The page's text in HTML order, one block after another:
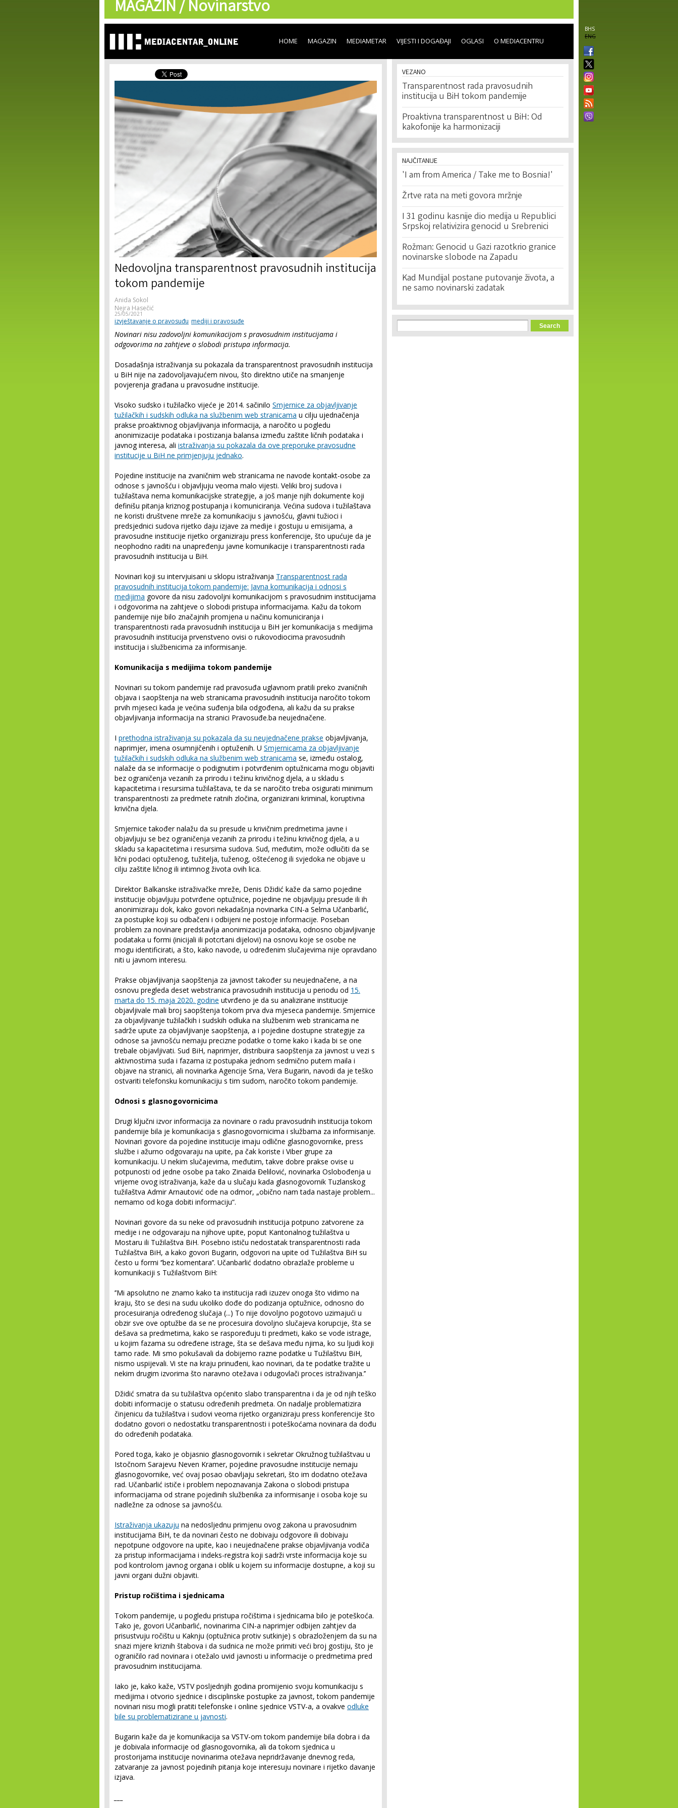
content
MAGAZIN /Novinarstvo
BHS
ENG
HOME MAGAZIN MEDIAMETAR VIJESTI I DOGAĐAJI OGLASI O MEDIACENTRU
Nedovoljna transparentnost pravosudnih institucija
tokom pandemije
Anida Sokol
Nejra Hasečić
25/05/2021
izvještavanje o pravosuđu mediji i pravosuđe
Novinari nisu zadovoljni komunikacijom s pravosudnim institucijama i
odgovorima na zahtjeve o slobodi pristupa informacija.
Dosadašnja istraživanja su pokazala da transparentnost pravosudnih institucija
u BiH nije na zadovoljavajućem nivou, što direktno utiče na smanjenje
povjerenja građana u pravosudne institucije.
Visoko sudsko i tužilačko vijeće je 2014. sačinilo Smjernice za objavljivanje
tužilačkih i sudskih odluka na službenim web stranicama u cilju ujednačenja
prakse proaktivnog objavljivanja informacija, a naročito u pogledu
anonimizacije podataka i postizanja balansa između zaštite ličnih podataka i
javnog interesa, ali istraživanja su pokazala da ove preporuke pravosudne
institucije u BiH ne primjenjuju jednako.
Pojedine institucije na zvaničnim web stranicama ne navode kontakt-osobe za
odnose s javnošću i objavljuju veoma malo vijesti. Veliki broj sudova i
tužilaštava nema komunikacijske strategije, a još manje njih dokumente koji
definišu pitanja kriznog postupanja i komuniciranja. Većina sudova i tužilaštava
ne koristi društvene mreže za komunikaciju s javnošću, glavni tužioci i
predsjednici sudova rijetko daju izjave za medije i gostuju u emisijama, a
pravosudne institucije rijetko organiziraju press konferencije, što upućuje da je
neophodno raditi na unapređenju javne komunikacije i transparentnosti rada
pravosudnih institucija u BiH.
Novinari koji su intervjuisani u sklopu istraživanja Transparentnost rada
pravosudnih institucija tokom pandemije: Javna komunikacija i odnosi s
medijima govore da nisu zadovoljni komunikacijom s pravosudnim institucijama
i odgovorima na zahtjeve o slobodi pristupa informacijama. Kažu da tokom
pandemije nije bilo značajnih promjena u načinu komuniciranja i
transparentnosti rada pravosudnih institucija u BiH jer komunikacija s medijima
pravosudnih institucija prvenstveno ovisi o rukovodiocima pravosudnih
institucija i službenicima za informisanje.
Komunikacija s medijima tokom pandemije
Novinari su tokom pandemije rad pravosuđa uglavnom pratili preko zvaničnih
objava i saopštenja na web stranicama pravosudnih institucija naročito tokom
prvih mjeseci kada je većina suđenja bila odgođena, ali kažu da su prakse
objavljivanja informacija na stranici Pravosuđe.ba neujednačene.
I prethodna istraživanja su pokazala da su neujednačene prakse objavljivanja,
naprimjer, imena osumnjičenih i optuženih. U Smjernicama za objavljivanje
tužilačkih i sudskih odluka na službenim web stranicama se, između ostalog,
nalaže da se informacije o podignutim i potvrđenim optužnicama mogu objaviti
bez ograničenja vezanih za prirodu i težinu krivičnog djela, a u skladu s
kapacitetima i resursima tužilaštava, te da se naročito treba osigurati minimum
transparentnosti za predmete ratnih zločina, organizirani kriminal, koruptivna
krivična djela.
Smjernice također nalažu da su presude u krivičnim predmetima javne i
objavljuju se bez ograničenja vezanih za prirodu i težinu krivičnog djela, a u
skladu sa kapacitetima i resursima sudova. Sud, međutim, može odlučiti da se
lični podaci optuženog, tužitelja, tuženog, oštećenog ili svjedoka ne objave u
cilju zaštite ličnog ili intimnog života ovih lica.
Direktor Balkanske istraživačke mreže, Denis Džidić kaže da samo pojedine
institucije objavljuju potvrđene optužnice, pojedine ne objavljuju presude ili ih
anonimiziraju dok, kako govori nekadašnja novinarka CIN-a Selma Učanbarlić,
za postupke koji su odbačeni i odbijeni ne postoje informacije. Poseban
problem za novinare predstavlja anonimizacija podataka, odnosno objavljivanje
podataka u formi (inicijali ili potcrtani dijelovi) na osnovu koje se osobe ne
mogu identificirati, a što, kako navode, u određenim slučajevima nije opravdano
niti u javnom interesu.
Prakse objavljivanja saopštenja za javnost također su neujednačene, a na
osnovu pregleda deset webstranica pravosudnih institucija u periodu od 15.
marta do 15. maja 2020. godine utvrđeno je da su analizirane institucije
objavljivale mali broj saopštenja tokom prva dva mjeseca pandemije. Smjernice
za objavljivanje tužilačkih i sudskih odluka na službenim web stranicama ne
sadrže upute za objavljivanje saopštenja, a i pojedine dostupne strategije za
odnose sa javnošću nemaju precizne podatke o tome kako i kada bi se one
trebale objavljivati. Sud BiH, naprimjer, distribuira saopštenja za javnost u vezi s
aktivnostima suda i fazama iz postupaka jednom sedmično putem maila i
objave na stranici, ali novinarka Agencije Srna, Vera Bugarin, navodi da je teško
ostvariti telefonsku komunikaciju s tim sudom, naročito tokom pandemije.
Odnosi s glasnogovornicima
Drugi ključni izvor informacija za novinare o radu pravosudnih institucija tokom
pandemije bila je komunikacija s glasnogovornicima i službama za informisanje.
Novinari govore da pojedine institucije imaju odlične glasnogovornike, press
službe i ažurno odgovaraju na upite, pa čak koriste i Viber grupe za
komunikaciju. U nekim slučajevima, međutim, takve dobre prakse ovise u
potpunosti od jedne osobe pa tako Zinaida Đelilović, novinarka Oslobođenja u
vrijeme ovog istraživanja, kaže da u slučaju kada glasnogovornik Tuzlanskog
tužilaštva Admir Arnautović ode na odmor, „obično nam tada nastaje problem...
nemamo od koga dobiti informaciju“.
Novinari govore da su neke od pravosudnih institucija potpuno zatvorene za
medije i ne odgovaraju na njihove upite, poput Kantonalnog tužilaštva u
Mostaru ili Tužilaštva BiH. Posebno ističu nedostatak transparentnosti rada
Tužilaštva BiH, a kako govori Bugarin, odgovori na upite od Tužilaštva BiH su
često u formi ‘’bez komentara’’. Učanbarlić dodatno obrazlaže probleme u
komunikaciji s Tužilaštvom BiH:
’’Mi apsolutno ne znamo kako ta institucija radi izuzev onoga što vidimo na
kraju, što se desi na sudu ukoliko dođe do podizanja optužnice, odnosno do
procesuiranja određenog slučaja (...) To nije dovoljno pogotovo uzimajući u
obzir sve ove optužbe da se ne procesuira dovoljno slučajeva korupcije, šta se
dešava sa predmetima, kako se raspoređuju ti predmeti, kako se vode istrage,
u kojim fazama su određene istrage, šta se dešava među njima, ko su ljudi koji
tamo rade. Mi smo pokušavali da dobijemo razne podatke u Tužilaštvu BiH,
nismo uspijevali. Vi ste na kraju prinuđeni, kao novinari, da te podatke tražite u
nekim drugim izvorima što naravno otežava i odugovlači proces istraživanja.’’
Džidić smatra da su tužilaštva općenito slabo transparentna i da je od njih teško
dobiti informacije o statusu određenih predmeta. On nadalje problematizira
činjenicu da tužilaštva i sudovi veoma rijetko organiziraju press konferencije što
dodatno govori o nedostatku transparentnosti i poteškoćama novinara da dođu
do određenih podataka.
Pored toga, kako je objasnio glasnogovornik i sekretar Okružnog tužilaštvau u
Istočnom Sarajevu Neven Kramer, pojedine pravosudne institucije nemaju
glasnogovornike, već ovaj posao obavljaju sekretari, što im dodatno otežava
rad. Učanbarlić ističe i problem nepoznavanja Zakona o slobodi pristupa
informacijama od strane pojedinih službenika za informisanje i osoba koje su
nadležne za odnose sa javnošću.
Istraživanja ukazuju na nedosljednu primjenu ovog zakona u pravosudnim
institucijama BiH, te da novinari često ne dobivaju odgovore ili dobivaju
nepotpune odgovore na upite, kao i neujednačene prakse objavljivanja vodiča
za pristup informacijama i indeks-registra koji sadrži vrste informacija koje su
pod kontrolom javnog organa i oblik u kojem su informacije dostupne, a koji su
javni organi dužni objaviti.
Pristup ročištima i sjednicama
Tokom pandemije, u pogledu pristupa ročištima i sjednicama bilo je poteškoća.
Tako je, govori Učanbarlić, novinarima CIN-a naprimjer odbijen zahtjev da
prisustvuju ročištu u Kaknju (optužnica protiv sutkinje) s obrazloženjem da su na
snazi mjere kriznih štabova i da sudnica ne može primiti veći broj gostiju, što je
ograničilo rad novinara i otežalo uvid javnosti u informacije o predmetima pred
pravosudnim institucijama.
Iako je, kako kaže, VSTV posljednjih godina promijenio svoju komunikaciju s
medijima i otvorio sjednice i disciplinske postupke za javnost, tokom pandemije
novinari nisu mogli pratiti telefonske i online sjednice VSTV-a, a ovakve odluke
bile su problematizirane u javnosti.
Bugarin kaže da je komunikacija sa VSTV-om tokom pandemije bila dobra i da
je dobivala informacije od glasnogovornika, ali da tokom sjednica u
prostorijama institucije novinarima otežava nepridržavanje dnevnog reda,
zatvaranje za javnost pojedinih pitanja koje interesuju novinare i rijetko davanje
izjava.
VEZANO
Transparentnost rada pravosudnih
institucija u BiH tokom pandemije
Proaktivna transparentnost u BiH: Od
kakofonije ka harmonizaciji
NAJČITANIJE
'I am from America / Take me to Bosnia!'
Žrtve rata na meti govora mržnje
I 31 godinu kasnije dio medija u Republici
Srpskoj relativizira genocid u Srebrenici
Rožman: Genocid u Gazi razotkrio granice
novinarske slobode na Zapadu
Kad Mundijal postane putovanje života, a
ne samo novinarski zadatak
Search form
Search